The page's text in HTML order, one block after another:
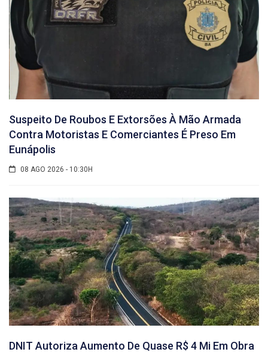
Suspeito De Roubos E Extorsões À Mão Armada
Contra Motoristas E Comerciantes É Preso Em
Eunápolis
08 AGO 2026 - 10:30H
DNIT Autoriza Aumento De Quase R$ 4 Mi Em Obra